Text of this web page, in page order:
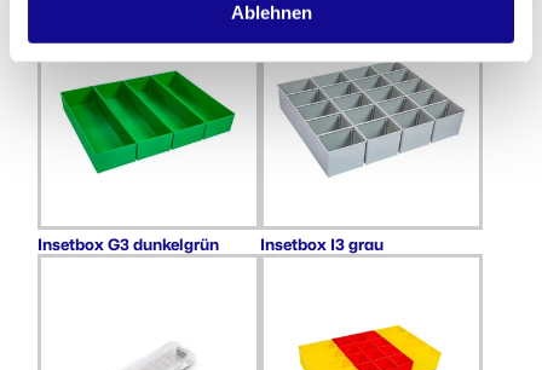
Ablehnen
Insetbox G3 dunkelgrün Insetbox I3 grau